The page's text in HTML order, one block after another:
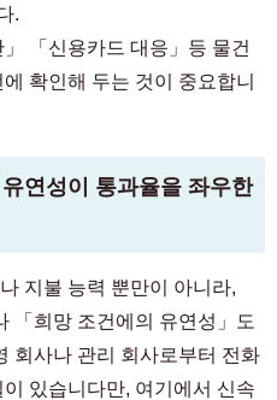
.
「신용카드 대응」등 물건
확인해 두는 것이 중요합니
연성이 통과율을 좌우한
지불 능력 뿐만이 아니라,
「희망 조건에의 유연성」도
회사나 관리 회사로부터 전화
있습니다만, 여기에서 신속